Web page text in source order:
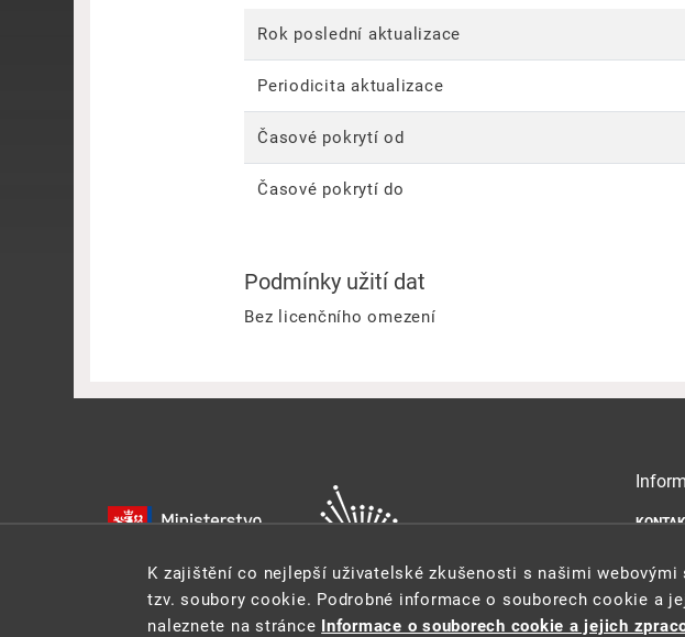
Rok poslední aktualizace
Periodicita aktualizace
Časové pokrytí od
Časové pokrytí do
Podmínky užití dat
Bez licenčního omezení
K zajištění co nejlepší uživatelské zkušenosti s našimi webovými
tzv. soubory cookie. Podrobné informace o souborech cookie a
naleznete na stránce Informace o souborech cookie a jejich